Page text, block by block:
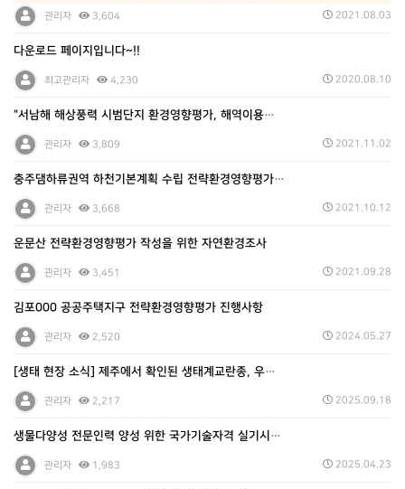
관리자 3,604 2021.08.03
다운로드 페이지입니다~!!
최고관리자 4,230 2020.08.10
"서남해 해상풍력 시범단지 환경영향평가, 해역이용협의,…
관리자 3,809 2021.11.02
충주댐하류권역 하천기본계획 수립 전략환경영향평가 용역
관리자 3,668 2021.10.12
운문산 전략환경영향평가 작성을 위한 자연환경조사
관리자 3,451 2021.09.28
김포000 공공주택지구 전략환경영향평가 진행사항
관리자 2,520 2024.05.27
[생태 현장 소식] 제주에서 확인된 생태계교란종, 우리…
관리자 2,217 2025.09.18
생물다양성 전문인력 양성 위한 국가기술자격 실기시험 개…
관리자 1,983 2025.04.23